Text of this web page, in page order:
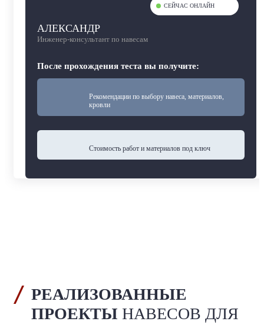
СЕЙЧАС ОНЛАЙН
АЛЕКСАНДР
Инженер-консультант по навесам
После прохождения теста вы получите:
Рекомендации по выбору навеса, материалов,
кровли
Cтоимость работ и материалов под ключ
РЕАЛИЗОВАННЫЕ
ПРОЕКТЫ НАВЕСОВ ДЛЯ